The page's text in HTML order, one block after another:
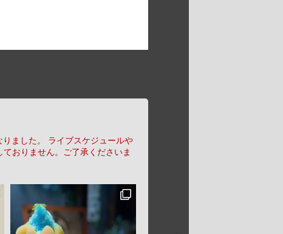
ました。
ライブスケジュールや
おりません。ご了承くださいま